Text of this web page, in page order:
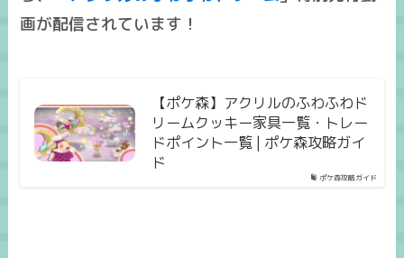
画が配信されています！
ポケ森攻略ガイド
【ポケ森】アクリルのふわふわド
リームクッキー家具一覧・トレー
ドポイント一覧 | ポケ森攻略ガイ
ド